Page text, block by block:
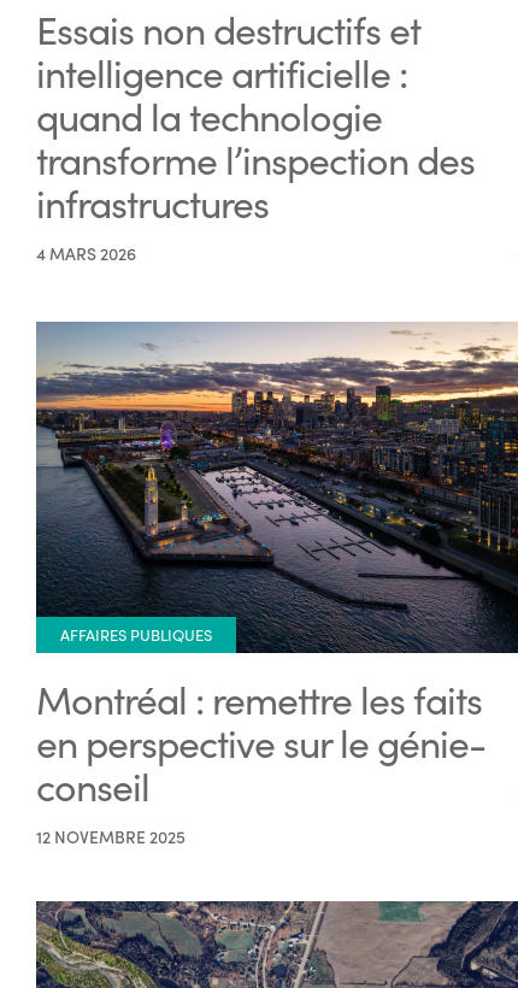
Essais non destructifs et
intelligence artificielle :
quand la technologie
transforme l’inspection des
infrastructures
4 MARS 2026
AFFAIRES PUBLIQUES
Montréal : remettre les faits
en perspective sur le génie-
conseil
12 NOVEMBRE 2025